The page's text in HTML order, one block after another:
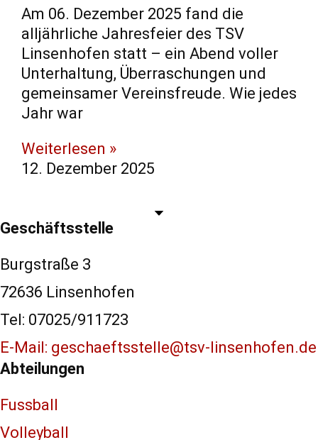
Am 06. Dezember 2025 fand die
alljährliche Jahresfeier des TSV
Linsenhofen statt – ein Abend voller
Unterhaltung, Überraschungen und
gemeinsamer Vereinsfreude. Wie jedes
Jahr war
Weiterlesen »
12. Dezember 2025
Geschäftsstelle
Burgstraße 3
72636 Linsenhofen
Tel: 07025/911723
E-Mail: geschaeftsstelle@tsv-linsenhofen.de
Abteilungen
Fussball
Volleyball